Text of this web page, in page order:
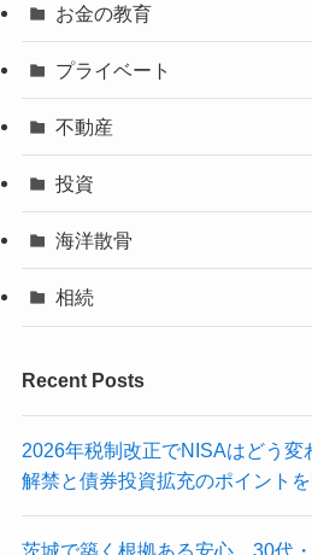
お金の教育
プライベート
不動産
投資
海洋散骨
相続
Recent Posts
2026年税制改正でNISAはどう変
解禁と債券投資拡充のポイント
茨城で築く根拠ある安心。30代